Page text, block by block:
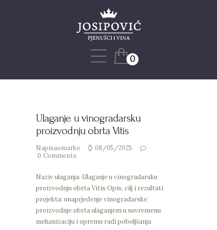
0
Projekti
Ulaganje u vinogradarsku
proizvodnju obrta Vitis
Napisaomarko
08/05/2025
0 Comments
Naziv ulaganja: Ulaganje u vinogradarsku
proizvodnju obrta Vitis Opis, cilj i rezultati
projekta: unaprjeđenje vinogradarske
proizvodnje obrta ulaganjem u suvremenu
mehanizaciju i opremu radi poboljšanja